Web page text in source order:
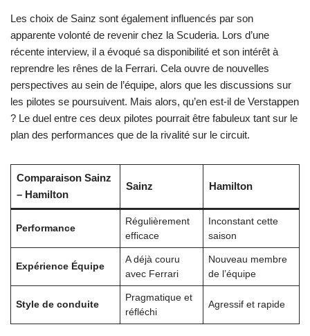
Les choix de Sainz sont également influencés par son
apparente volonté de revenir chez la Scuderia. Lors d’une
récente interview, il a évoqué sa disponibilité et son intérêt à
reprendre les rênes de la Ferrari. Cela ouvre de nouvelles
perspectives au sein de l’équipe, alors que les discussions sur
les pilotes se poursuivent. Mais alors, qu’en est-il de Verstappen
? Le duel entre ces deux pilotes pourrait être fabuleux tant sur le
plan des performances que de la rivalité sur le circuit.
Comparaison Sainz
– Hamilton
Sainz Hamilton
Performance
Régulièrement
efficace
Inconstant cette
saison
Expérience Équipe
A déjà couru
avec Ferrari
Nouveau membre
de l’équipe
Style de conduite
Pragmatique et
réfléchi
Agressif et rapide